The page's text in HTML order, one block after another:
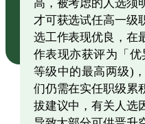
高，被考虑的人选须
才可获选试任高一级
选工作表现优良，在
作表现亦获评为「
等级中的最高两级)
们仍需在实任职级累
拔建议中，有关人选